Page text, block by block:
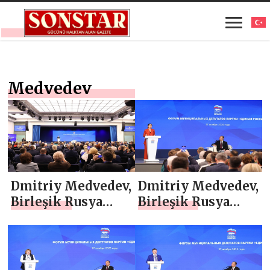
Medvedev
Dmitriy Medvedev,
Birleşik Rusya
Milletvekilleri
Birliği’nin 2026
yılı hedeflerini
Dmitriy Medvedev,
Birleşik Rusya
eğitim sistemi
kapsamında
belediye